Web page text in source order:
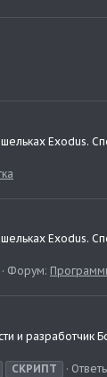
Форум:
и разработчик
СКРИПТ